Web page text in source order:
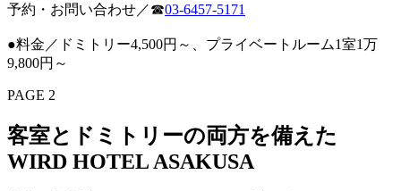
予約・お問い合わせ／☎03-6457-5171
●料金／ドミトリー4,500円～、プライベートルーム1室1万
9,800円～
PAGE 2
客室とドミトリーの両方を備えた
WIRD HOTEL ASAKUSA